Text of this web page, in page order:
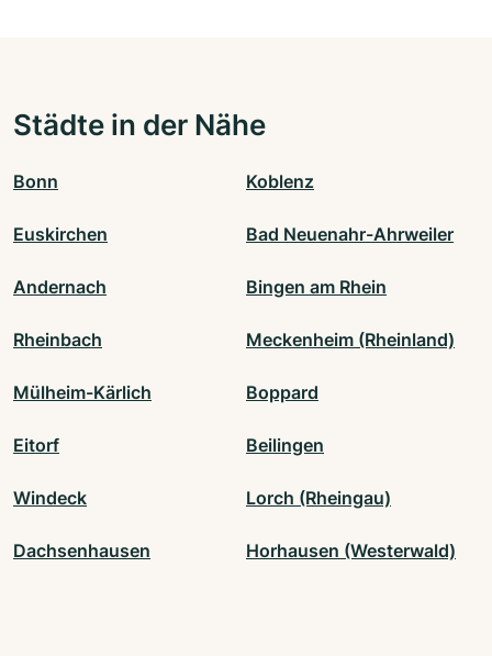
Städte in der Nähe
Bonn Koblenz
Euskirchen Bad Neuenahr-Ahrweiler
Andernach Bingen am Rhein
Rheinbach Meckenheim (Rheinland)
Mülheim-Kärlich Boppard
Eitorf Beilingen
Windeck Lorch (Rheingau)
Dachsenhausen Horhausen (Westerwald)